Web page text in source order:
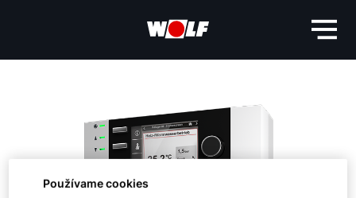
Používame cookies